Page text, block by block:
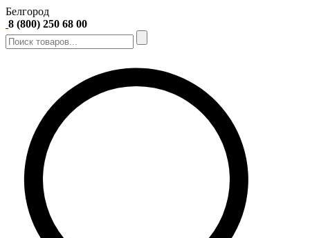
Белгород
8 (800) 250 68 00